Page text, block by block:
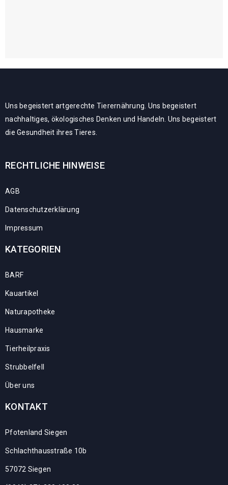
Uns begeistert artgerechte Tierernährung. Uns begeistert
nachhaltiges, ökologisches Denken und Handeln. Uns begeistert
die Gesundheit ihres Tieres.
RECHTLICHE HINWEISE
AGB
Datenschutzerklärung
Impressum
KATEGORIEN
BARF
Kauartikel
Naturapotheke
Hausmarke
Tierheilpraxis
Strubbelfell
Über uns
KONTAKT
Pfotenland Siegen
Schlachthausstraße 10b
57072 Siegen